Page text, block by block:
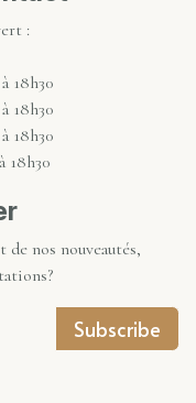
:
18h30
de nos nouveautés,
Subscribe